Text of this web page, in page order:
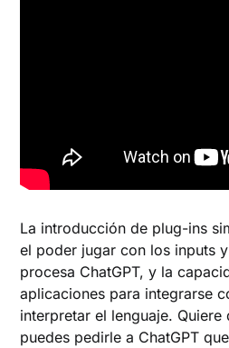
La introducción de plug-ins
el poder jugar con los inputs
procesa ChatGPT, y la
aplicaciones para integrarse
interpretar el lenguaje.
puedes pedirle a ChatGPT